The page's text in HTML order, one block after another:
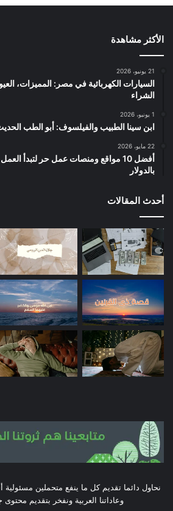
الأكثر مشاهدة
21 يونيو، 2026
السيارات الكهربائية في مصر: المميزات،
الشراء
1 يونيو، 2026
ابن سينا الطبيب والفيلسوف: أبو الطب
22 مايو، 2026
أفضل 10 مواقع ومنصات عمل حر لتبدأ
بالدولار
أحدث المقالات
نحاول دائما تقديم كل ما ينفع متحملين مسئولية
وعاداتنا العربية ونفخر بتقديم محتوى